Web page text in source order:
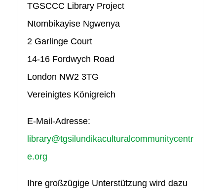
TGSCCC Library Project
Ntombikayise Ngwenya
2 Garlinge Court
14-16 Fordwych Road
London NW2 3TG
Vereinigtes Königreich
E-Mail-Adresse:
library@tgsilundikaculturalcommunitycentr
e.org
Ihre großzügige Unterstützung wird dazu